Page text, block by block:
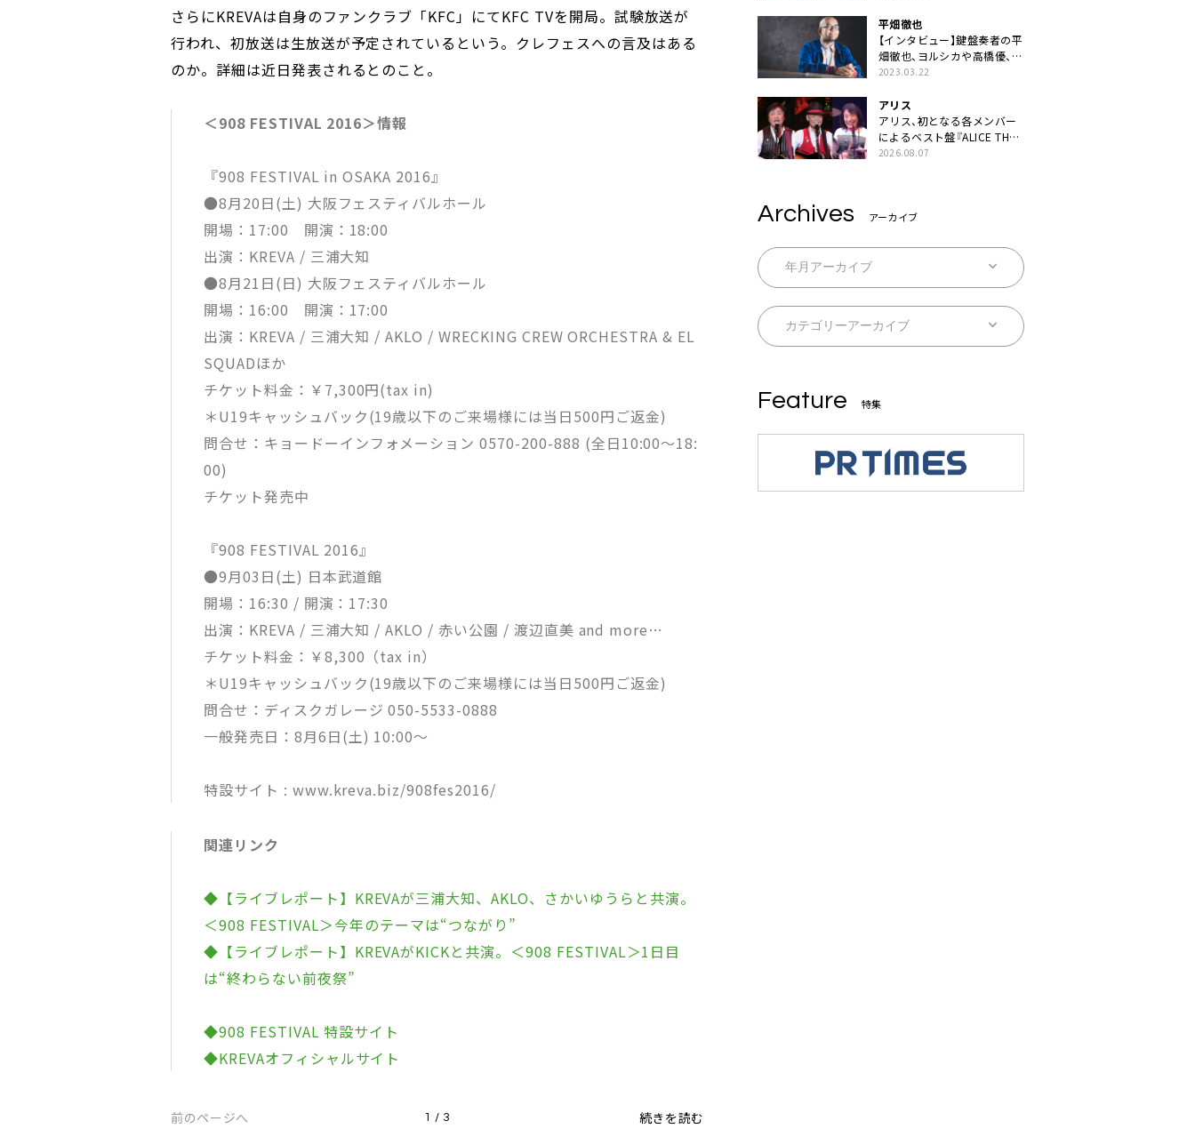
さらにKREVAは自身のファンクラブ「KFC」にてKFC TVを開局。試験放送が
行われ、初放送は生放送が予定されているという。クレフェスへの言及はある
のか。詳細は近日発表されるとのこと。
＜908 FESTIVAL 2016＞情報
『908 FESTIVAL in OSAKA 2016』
●8月20日(土) 大阪フェスティバルホール
開場：17:00 開演：18:00
出演：KREVA / 三浦大知
●8月21日(日) 大阪フェスティバルホール
開場：16:00 開演：17:00
出演：KREVA / 三浦大知 / AKLO / WRECKING CREW ORCHESTRA & EL
SQUADほか
チケット料金：￥7,300円(tax in)
＊U19キャッシュバック(19歳以下のご来場様には当日500円ご返金)
問合せ：キョードーインフォメーション 0570-200-888 (全日10:00～18:
00)
チケット発売中
『908 FESTIVAL 2016』
●9月03日(土) 日本武道館
開場：16:30 / 開演：17:30
出演：KREVA / 三浦大知 / AKLO / 赤い公園 / 渡辺直美 and more…
チケット料金：￥8,300（tax in）
＊U19キャッシュバック(19歳以下のご来場様には当日500円ご返金)
問合せ：ディスクガレージ 050-5533-0888
一般発売日：8月6日(土) 10:00～
特設サイト : www.kreva.biz/908fes2016/
関連リンク
◆【ライブレポート】KREVAが三浦大知、AKLO、さかいゆうらと共演。
＜908 FESTIVAL＞今年のテーマは“つながり”
◆【ライブレポート】KREVAがKICKと共演。＜908 FESTIVAL＞1日目
は“終わらない前夜祭”
◆908 FESTIVAL 特設サイト
◆KREVAオフィシャルサイト
前のページへ 1 / 3 続きを読む
平畑徹也
【インタビュー】鍵盤奏者の平
畑徹也、ヨルシカや高橋優、キ
タニタツヤなど9名のゲスト
生の総括「自分自身を再確認
できた」
2023.03.22
アリス
アリス、初となる各メンバー
によるベスト盤『ALICE THE
BEST “TORILOGY”』リリー
2026.08.07
Archives アーカイブ
Feature 特集